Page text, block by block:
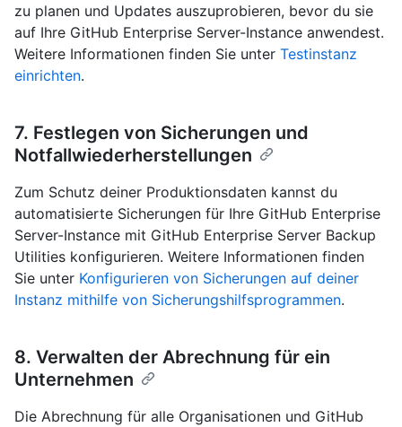
zu planen und Updates auszuprobieren, bevor du sie
auf Ihre GitHub Enterprise Server-Instance anwendest.
Weitere Informationen finden Sie unter Testinstanz
einrichten.
7. Festlegen von Sicherungen und
Notfallwiederherstellungen
Zum Schutz deiner Produktionsdaten kannst du
automatisierte Sicherungen für Ihre GitHub Enterprise
Server-Instance mit GitHub Enterprise Server Backup
Utilities konfigurieren. Weitere Informationen finden
Sie unter Konfigurieren von Sicherungen auf deiner
Instanz mithilfe von Sicherungshilfsprogrammen.
8. Verwalten der Abrechnung für ein
Unternehmen
Die Abrechnung für alle Organisationen und GitHub